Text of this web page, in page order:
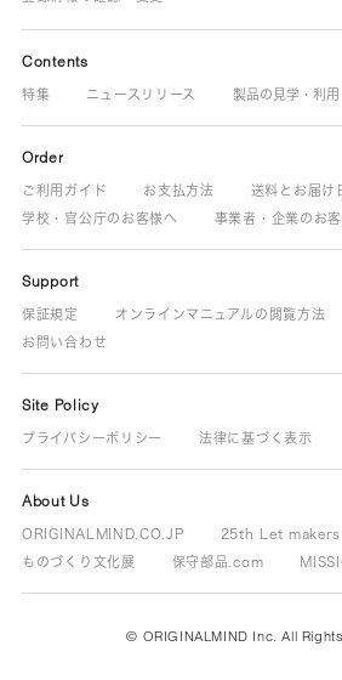
Contents
特集 ニュースリリース 製品の見学・利用
Order
ご利用ガイド お支払方法 送料とお届け
学校・官公庁のお客様へ
事業者・企業のお
Support
保証規定 オンラインマニュアルの閲覧方法
お問い合わせ
Site Policy
プライバシーポリシー 法律に基づく表示
About Us
ORIGINALMIND.CO.JP
25th Let makers
ものづくり文化展
保守部品.com
© ORIGINALMIND Inc. All